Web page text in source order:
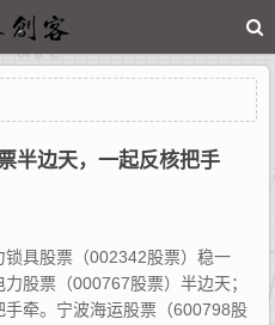
半边天，一起反核把手
锁具股票（002342股票）稳一
力股票（000767股票）半边天；
手牵。宁波海运股票（600798股